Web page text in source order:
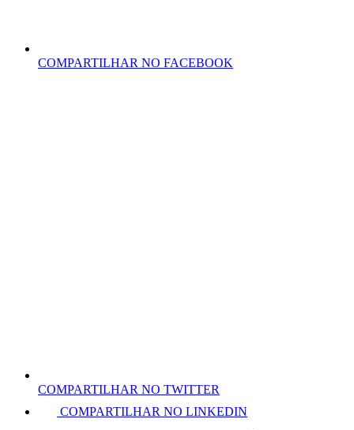
COMPARTILHAR NO FACEBOOK
COMPARTILHAR NO TWITTER
COMPARTILHAR NO LINKEDIN